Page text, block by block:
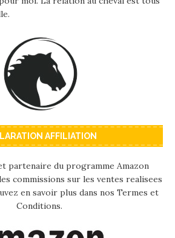
AFFILIATION
partenaire du programme Amazon
commissions sur les ventes realisees
en savoir plus dans nos Termes et
Conditions.